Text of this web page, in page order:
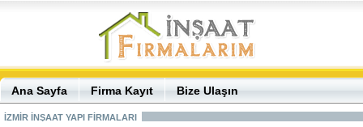
Ana Sayfa Firma Kayıt Bize Ulaşın
İZMİR İNŞAAT YAPI FİRMALARI